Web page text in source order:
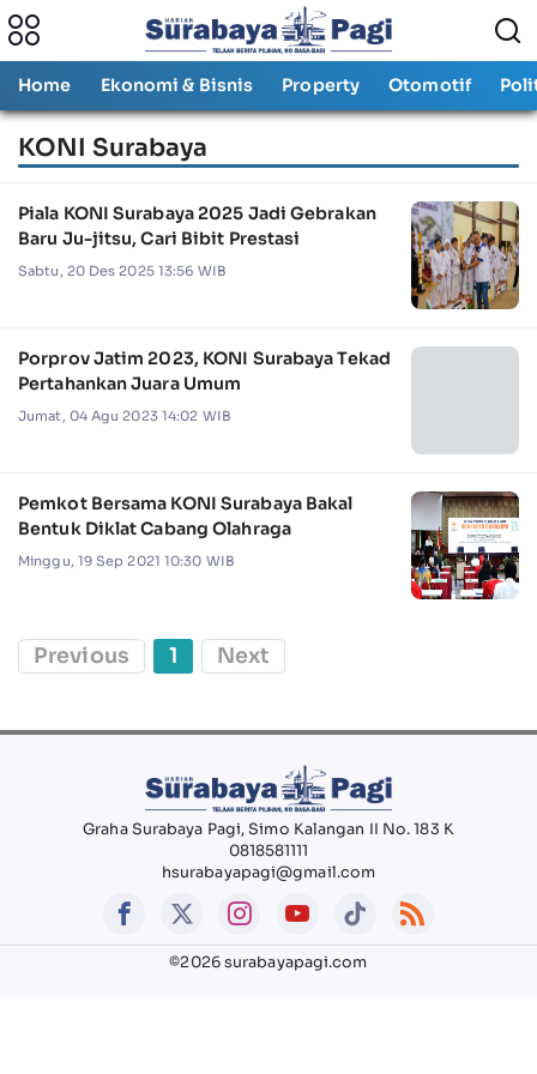
Home Ekonomi & Bisnis Property Otomotif
KONI Surabaya
Piala KONI Surabaya 2025 Jadi Gebrakan
Baru Ju-jitsu, Cari Bibit Prestasi
Sabtu, 20 Des 2025 13:56 WIB
Porprov Jatim 2023, KONI Surabaya Tekad
Pertahankan Juara Umum
Jumat, 04 Agu 2023 14:02 WIB
Pemkot Bersama KONI Surabaya Bakal
Bentuk Diklat Cabang Olahraga
Minggu, 19 Sep 2021 10:30 WIB
Previous 1 Next
Graha Surabaya Pagi, Simo Kalangan II No. 183 K
0818581111
hsurabayapagi@gmail.com
©2026 surabayapagi.com